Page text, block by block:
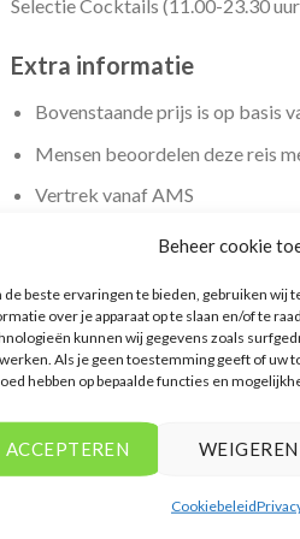
Beheer cookie
de beste ervaringen te bieden, gebruiken wij
over je apparaat op te slaan en/of te
kunnen wij gegevens zoals
Als je geen toestemming geeft of uw
hebben op bepaalde functies en
ACCEPTEREN WEIGEREN
Cookiebeleid
Selectie Cocktails (11.00-23.30
Extra informatie
Bovenstaande prijs is op basis
Mensen beoordelen deze reis
Vertrek vanaf AMS